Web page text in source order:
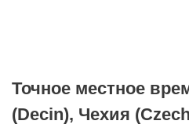
Точное местное
(Decin), Чехия